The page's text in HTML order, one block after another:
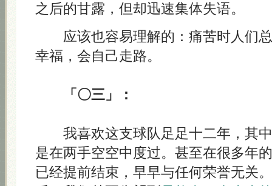
之后的甘露，但却迅速集体失语。
应该也容易理解的：痛苦时人们总
幸福，会自己走路。
「〇三」：
我喜欢这支球队足足十二年，其中
是在两手空空中度过。甚至在很多年
已经提前结束，早早与任何荣誉无关